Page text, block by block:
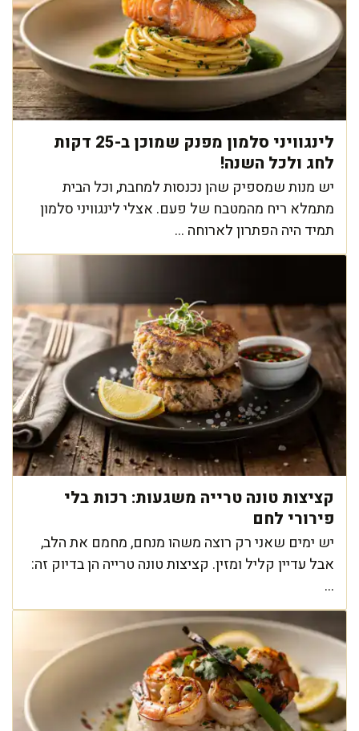
לינגוויני סלמון מפנק שמוכן ב-25 דקות
לחג ולכל השנה!
יש מנות שמספיק שהן נכנסות למחבת, וכל הבית
מתמלא ריח מהמטבח של פעם. אצלי לינגוויני סלמון
תמיד היה הפתרון לארוחה ...
קציצות טונה טרייה משגעות: רכות בלי
פירורי לחם
יש ימים שאני רק רוצה משהו מנחם, מחמם את הלב,
אבל עדיין קליל ומזין. קציצות טונה טרייה הן בדיוק זה:
...